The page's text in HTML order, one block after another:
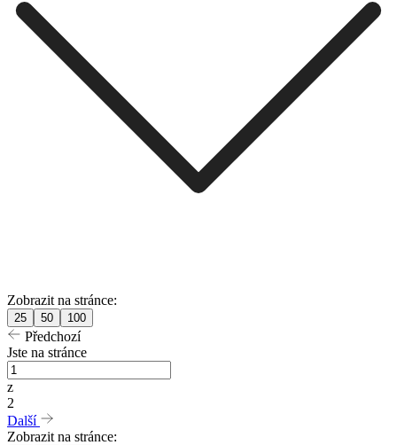
Zobrazit na stránce:
25 50 100
Předchozí
Jste na stránce
z
2
Další
Zobrazit na stránce: